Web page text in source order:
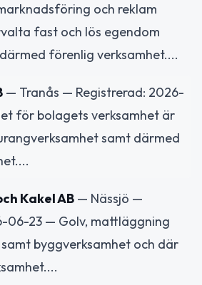
och reklam
fast och lös egendom
förenlig verksamhet....
— Tranås — Registrerad: 2026-
för bolagets verksamhet är
samt därmed
Kakel AB — Nässjö —
06-23 — Golv, mattläggning
byggverksamhet och där